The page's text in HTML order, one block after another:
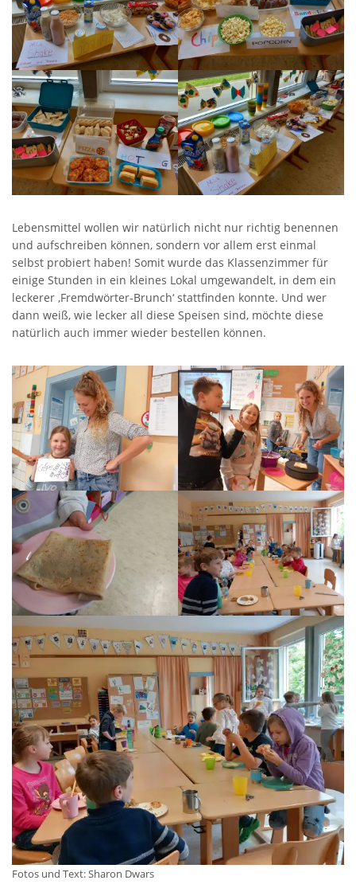
Lebensmittel wollen wir natürlich nicht nur richtig benennen
und aufschreiben können, sondern vor allem erst einmal
selbst probiert haben! Somit wurde das Klassenzimmer für
einige Stunden in ein kleines Lokal umgewandelt, in dem ein
leckerer ‚Fremdwörter-Brunch‘ stattfinden konnte. Und wer
dann weiß, wie lecker all diese Speisen sind, möchte diese
natürlich auch immer wieder bestellen können.
Fotos und Text: Sharon Dwars
SCHULHAUS UNNERSDORF
Weinbergstr. 18,
96231 Bad Staffelstein - Unnersdorf
Tel 09573 - 340 104
Fax 09573 - 340 103
SCHULHAUS FRAUENDORF
Frauendorf 31,
96231 Bad Staffelstein-Frauendorf
Tel 09573 - 6586
Fax 09573 – 8990137
SCHULHAUS UETZING
Stublanger Str. 4,
96231 Bad Staffelstein-Uetzing
Tel 09573 - 5380
Fax 09573 – 340283
SCHULHAUS GRUNDFELD